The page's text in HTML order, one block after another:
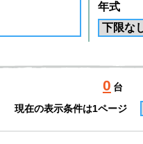
年式
0 台
現在の表示条件は1ページ